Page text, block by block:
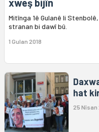
xweş bijîn
Mitînga 1ê Gulanê li
stranan bi dawî bû.
1 Gulan 2018
hat
25 Nîsan